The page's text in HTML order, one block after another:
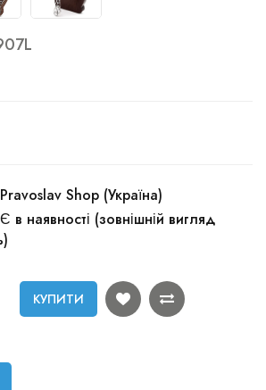
Pravoslav Shop (Україна)
Є в наявності (зовнішній вигляд
КУПИТИ